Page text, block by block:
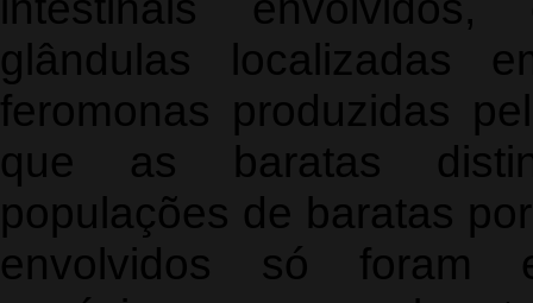
glândulas localizadas
feromonas produzidas
que as baratas
populações de baratas
envolvidos só foram